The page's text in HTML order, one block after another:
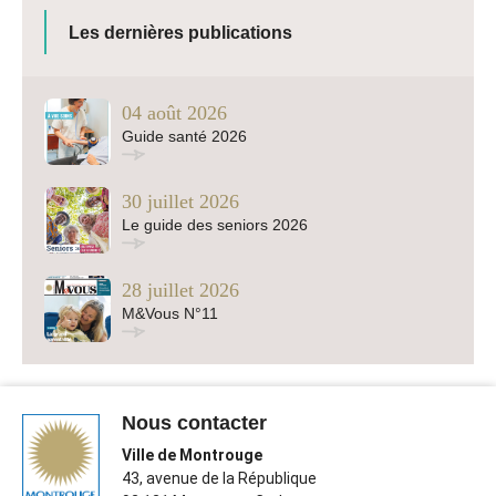
Les dernières publications
Guide santé 2026
04 août 2026
Le guide des seniors 2026
30 juillet 2026
M&Vous N°11
28 juillet 2026
Nous contacter
Ville de Montrouge
43, avenue de la République